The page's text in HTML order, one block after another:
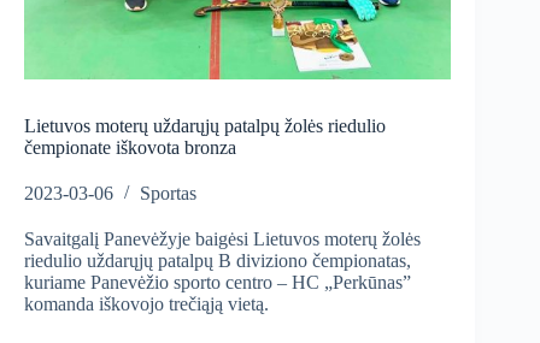
Lietuvos moterų uždarųjų patalpų žolės riedulio
čempionate iškovota bronza
2023-03-06 Sportas
Savaitgalį Panevėžyje baigėsi Lietuvos moterų žolės
riedulio uždarųjų patalpų B diviziono čempionatas,
kuriame Panevėžio sporto centro – HC „Perkūnas”
komanda iškovojo trečiąją vietą.